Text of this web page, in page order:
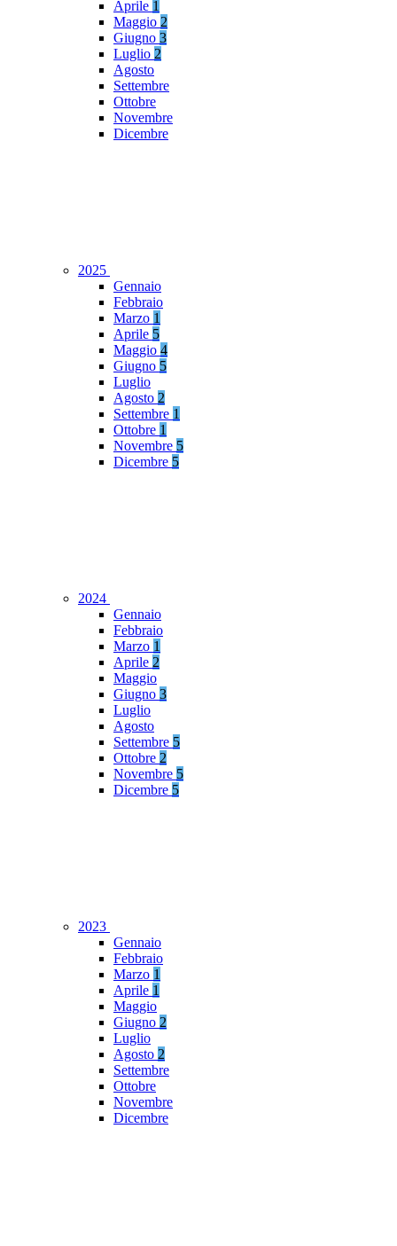
Aprile 1
Maggio 2
Giugno 3
Luglio 2
Agosto
Settembre
Ottobre
Novembre
Dicembre
2025
Gennaio
Febbraio
Marzo 1
Aprile 5
Maggio 4
Giugno 5
Luglio
Agosto 2
Settembre 1
Ottobre 1
Novembre 5
Dicembre 5
2024
Gennaio
Febbraio
Marzo 1
Aprile 2
Maggio
Giugno 3
Luglio
Agosto
Settembre 5
Ottobre 2
Novembre 5
Dicembre 5
2023
Gennaio
Febbraio
Marzo 1
Aprile 1
Maggio
Giugno 2
Luglio
Agosto 2
Settembre
Ottobre
Novembre
Dicembre